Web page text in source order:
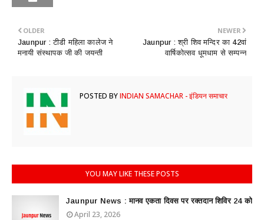
NEWER
Jaunpur : ​श्री शिव मन्दिर का 42वां
वार्षिकोत्सव धूमधाम से सम्पन्न
OLDER
Jaunpur : ​टीडी महिला कालेज ने
मनायी संस्थापक जी की जयन्ती
POSTED BYINDIAN SAMACHAR - इंडियन समाचार
YOU MAY LIKE THESE POSTS
Jaunpur News : ​मानव एकता दिवस पर रक्तदान शिविर 24 को
April 23, 2026